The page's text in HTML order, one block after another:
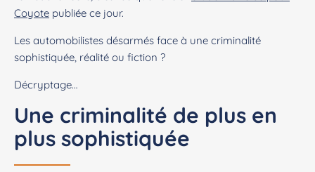
Coyote publiée ce jour.
Les automobilistes désarmés face à une criminalité
sophistiquée, réalité ou fiction ?
Décryptage…
Une criminalité de plus en
plus sophistiquée